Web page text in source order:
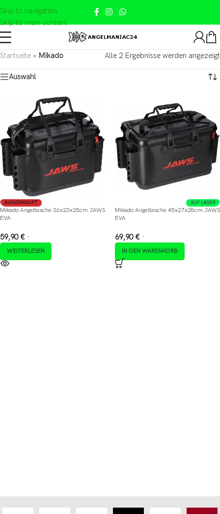
Skip to navigation
Skip to main content
Startseite » Mikado Alle 2 Ergebnisse werden angezeigt
Auswahl
AUSVERKAUFT
Mikado Angeltasche 36x23x25cm JAWS
EVA
59,90 € *
WEITERLESEN
AUF LAGER
Mikado Angeltasche 45x27x28cm JAWS
EVA
69,90 € *
IN DEN WARENKORB